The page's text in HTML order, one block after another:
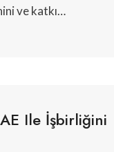
ve katkı…
Ile İşbirliğini